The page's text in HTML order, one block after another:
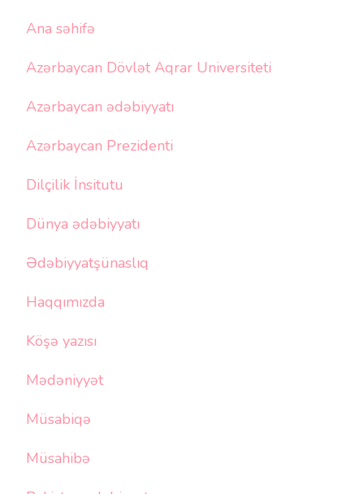
Ana səhifə
Azərbaycan Dövlət Aqrar Universiteti
Azərbaycan ədəbiyyatı
Azərbaycan Prezidenti
Dilçilik İnsitutu
Dünya ədəbiyyatı
Ədəbiyyatşünaslıq
Haqqımızda
Köşə yazısı
Mədəniyyət
Müsabiqə
Müsahibə